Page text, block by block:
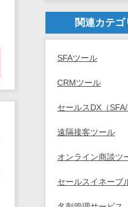
関連カテ
SFAツール
CRMツール
セールスDX（SFA/
遠隔接客ツール
オンライン商談ツ
セールスイネーブ